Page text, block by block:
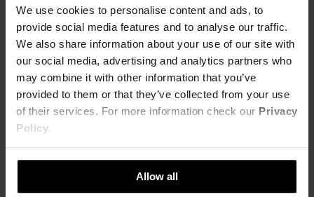
We use cookies to personalise content and ads, to
provide social media features and to analyse our traffic.
We also share information about your use of our site with
our social media, advertising and analytics partners who
may combine it with other information that you’ve
provided to them or that they’ve collected from your use
of their services. For more information check our Privacy
Policy.
Allow all
ZAPALNICZKA I HEART LH BIAŁA
4,00 zł
10,00 zł -60%
Najniższa cena z 30 dni przed obniżką
POCZTÓWKA I HEART LH CZARNA
2,00 zł
5,00 zł -60%
Najniższa cena z 30 dni przed obniżką